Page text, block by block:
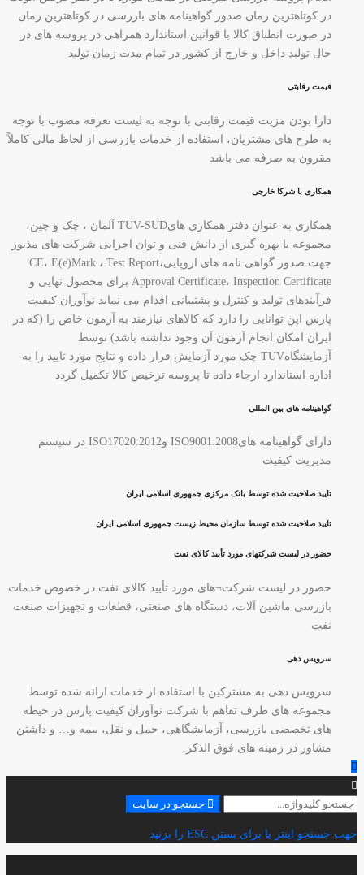
در کوتاهترین زمان صدور گواهینامه های بازرسی در کوتاهترین زمان
در صورت انطباق کالا با قوانین استاندارد همراهی در پروسه های در
حال تولید داخل و خارج از کشور در تمام مدت زمان تولید
قیمت رقابتی
دارا بودن مزیت قیمت رقابتی با توجه به لیست تعرفه مصوب با توجه
به طرح های مشتریان، استفاده از خدمات بازرسی از لحاظ مالی کاملاً
مقرون به صرفه می باشد
همکاری با شرکا خارجی
همکاری به عنوان دفتر همکاری هایTUV-SUD آلمان ، چک و چین،
مجموعه با بهره گیری از دانش فنی و توان اجرایی شرکت های مذبور
جهت صدور گواهی نامه های اروپاییCE، E(e)Mark ، Test Report،
Approval Certificate، Inspection Certificate برای محصول نهایی و
فرآیندهای تولید و کنترل و پشتیبانی اقدام می نماید نوآوران کیفیت
پارس این توانایی را دارد که کالاهای نیازمند به آزمون خاص را (که در
ایران امکان انجام آزمون آن وجود نداشته باشد) توسط
آزمایشگاهTUV چک مورد آزمایش قرار داده و نتایج مورد تایید را به
اداره استاندارد ارجاء داده تا پروسه ترخیص کالا تکمیل گردد
گواهینامه های بین المللی
دارای گواهینامه هایISO9001:2008 وISO17020:2012 در سیستم
مدیریت کیفیت
تایید صلاحیت شده توسط بانک مرکزی جمهوری اسلامی ایران
تایید صلاحیت شده توسط سازمان محیط زیست جمهوری اسلامی ایران
حضور در لیست شرکتهای مورد تأیید کالای نفت
حضور در لیست شرکت¬های مورد تأیید کالای نفت در خصوص خدمات
بازرسی ماشین آلات، دستگاه های صنعتی، قطعات و تجهیزات صنعت
نفت
سرویس دهی
سرویس دهی به مشترکین با استفاده از خدمات ارائه شده توسط
مجموعه های طرف تفاهم با شرکت نوآوران کیفیت پارس در حیطه
های تخصصی بازرسی، آزمایشگاهی، حمل و نقل، بیمه و… و داشتن
مشاور در زمینه های فوق الذکر.
جستجو
جستجو در سایت
جهت جستجو اینتر یا برای بستن ESC را بزنید